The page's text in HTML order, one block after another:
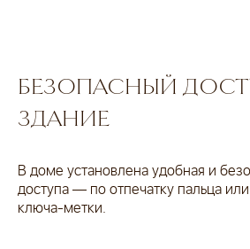
БЕЗОПАСНЫЙ
ЗДАНИЕ
В доме установлена удобная и
доступа — по отпечатку пальца
ключа-метки.